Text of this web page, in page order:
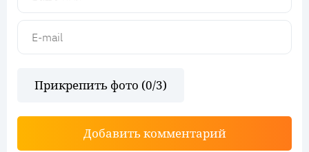
Прикрепить фото (0/3)
Добавить комментарий